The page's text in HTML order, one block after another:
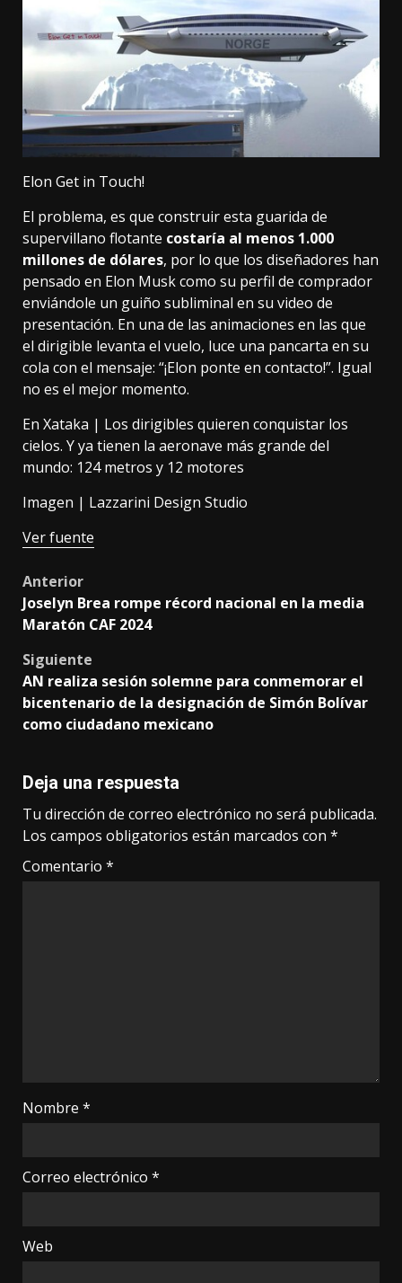
Elon Get in Touch!
El problema, es que construir esta guarida de
supervillano flotante costaría al menos 1.000
millones de dólares, por lo que los diseñadores han
pensado en Elon Musk como su perfil de comprador
enviándole un guiño subliminal en su video de
presentación. En una de las animaciones en las que
el dirigible levanta el vuelo, luce una pancarta en su
cola con el mensaje: “¡Elon ponte en contacto!”. Igual
no es el mejor momento.
En Xataka | Los dirigibles quieren conquistar los
cielos. Y ya tienen la aeronave más grande del
mundo: 124 metros y 12 motores
Imagen | Lazzarini Design Studio
Ver fuente
Post
navigation
Anterior
Joselyn Brea rompe récord nacional en la media
Maratón CAF 2024
Siguiente
AN realiza sesión solemne para conmemorar el
bicentenario de la designación de Simón Bolívar
como ciudadano mexicano
Deja una respuesta
Tu dirección de correo electrónico no será publicada.
Los campos obligatorios están marcados con *
Comentario *
Nombre *
Correo electrónico *
Web